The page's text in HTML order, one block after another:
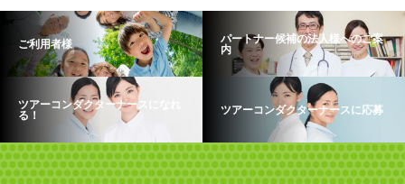
ご利用者様
パートナー候補の法人様へのご案
内
ツアーコンダクターナースになれ
る！
ツアーコンダクターナースに応募